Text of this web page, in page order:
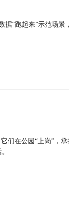
“跑起来”示范场景
们在公园“上岗”，